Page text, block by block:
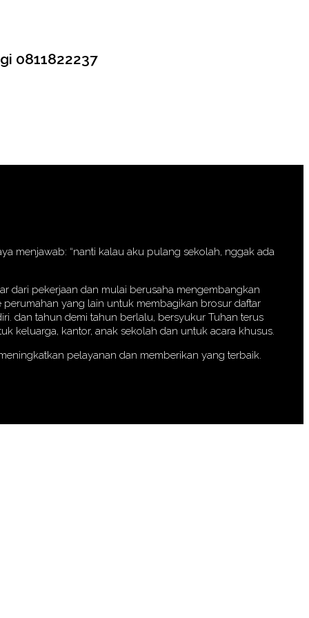
0811822237
menjawab: “nanti kalau aku pulang sekolah, nggak ada
dari pekerjaan dan mulai berusaha mengembangkan
yang lain untuk membagikan brosur daftar
dan tahun demi tahun berlalu, bersyukur Tuhan terus
keluarga, kantor, anak sekolah dan untuk acara khusus.
pelayanan dan memberikan yang terbaik.